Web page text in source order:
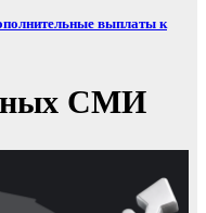
выплаты к